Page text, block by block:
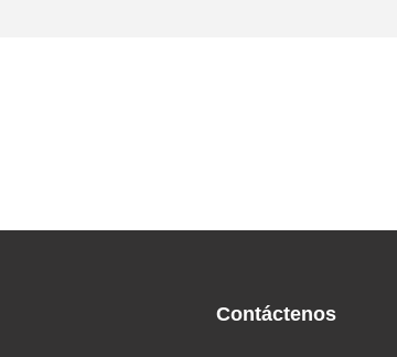
Contáctenos